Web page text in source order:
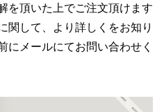
を頂いた上でご注文頂けます
関して、より詳しくをお知り
にメールにてお問い合わせく